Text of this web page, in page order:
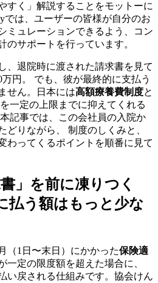
すく」解説することをモットーに
では、ユーザーの皆様が自分のお
ミュレーションできるよう、コン
のサポートを行っています。
、退院時に渡された請求書を見て
円。 でも、彼が最終的に支払う
せん。日本には高額療養費制度と
一定の上限までに抑えてくれる
記事では、この会社員の入院か
どりながら、 制度のしくみと、
わってくるポイントを順番に見て
」を前に凍りつく
う額はもっと少な
（1日〜末日）にかかった保険適
一定の限度額を超えた場合に、
い戻される仕組みです。協会けん